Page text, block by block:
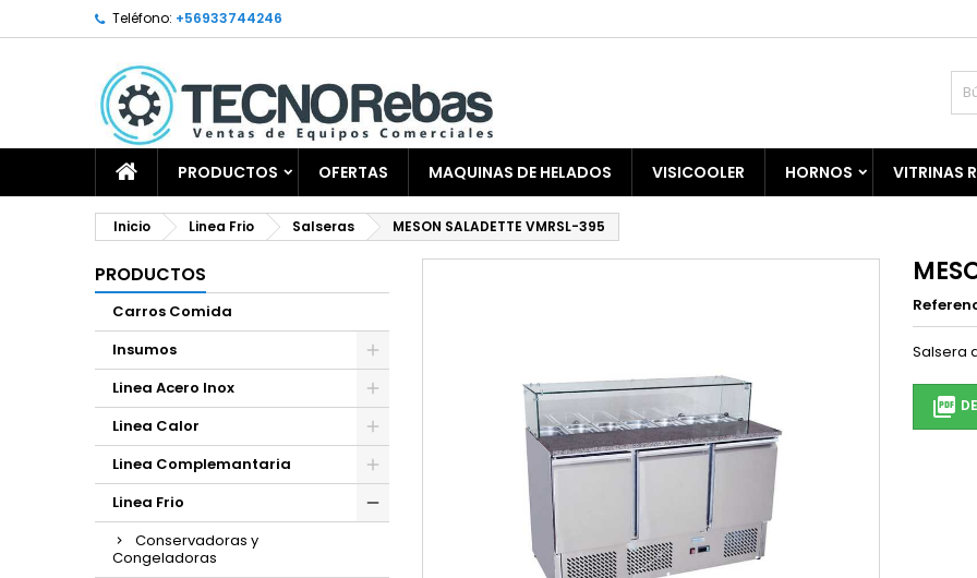
Teléfono: +56933744246
PRODUCTOS OFERTAS MAQUINAS DE HELADOS VISICOOLER HORNOS VITRINAS
Inicio Linea Frio Salseras MESON SALADETTE VMRSL-395
PRODUCTOS
Carros Comida
Insumos
Linea Acero Inox
Linea Calor
Linea Complemantaria
Linea Frio
Conservadoras y
Congeladoras
Salsera
